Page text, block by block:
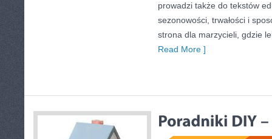
prowadzi także do tekstów
sezonowości, trwałości i
strona dla marzycieli, gdzie
Read More ]